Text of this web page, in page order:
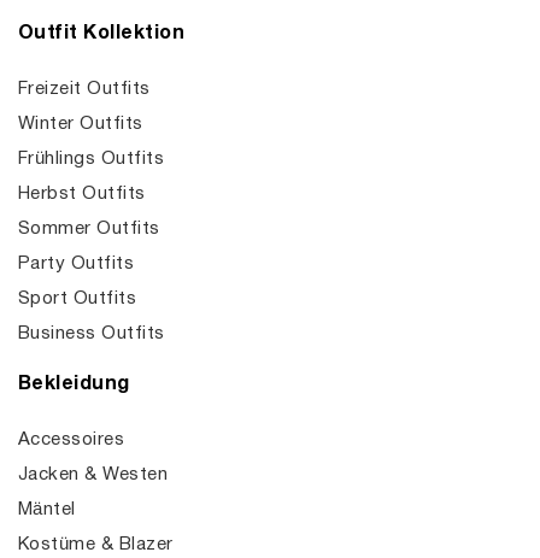
Outfit Kollektion
Freizeit Outfits
Winter Outfits
Frühlings Outfits
Herbst Outfits
Sommer Outfits
Party Outfits
Sport Outfits
Business Outfits
Bekleidung
Accessoires
Jacken & Westen
Mäntel
Kostüme & Blazer